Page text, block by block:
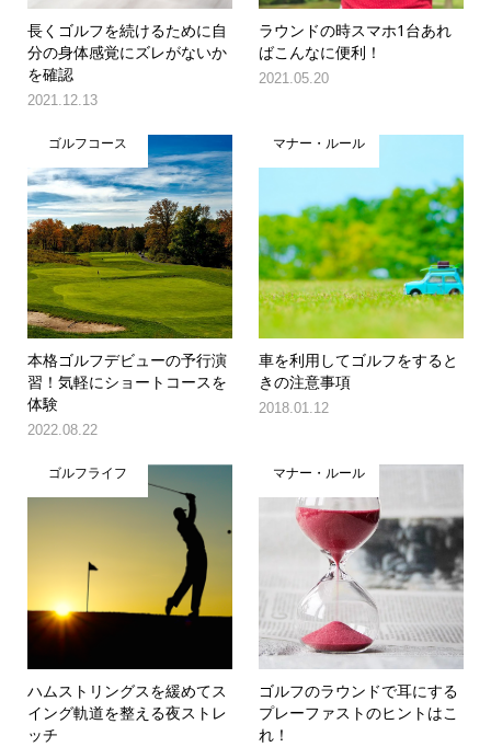
長くゴルフを続けるために自
分の身体感覚にズレがないか
を確認
2021.12.13
ラウンドの時スマホ1台あれ
ばこんなに便利！
2021.05.20
ゴルフコース
本格ゴルフデビューの予行演
習！気軽にショートコースを
体験
2022.08.22
マナー・ルール
車を利用してゴルフをすると
きの注意事項
2018.01.12
ゴルフライフ
ハムストリングスを緩めてス
イング軌道を整える夜ストレ
ッチ
マナー・ルール
ゴルフのラウンドで耳にする
プレーファストのヒントはこ
れ！